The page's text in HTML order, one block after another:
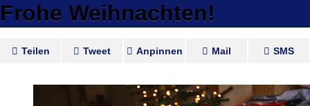
Frohe Weihnachten!
Teilen Tweet Anpinnen Mail SMS